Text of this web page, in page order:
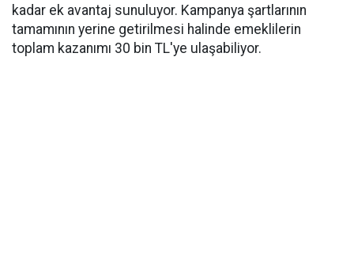
kadar ek avantaj sunuluyor. Kampanya şartlarının
tamamının yerine getirilmesi halinde emeklilerin
toplam kazanımı 30 bin TL'ye ulaşabiliyor.